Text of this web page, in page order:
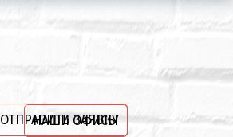
ОТПРАВИТЬ ЗАЯВКУ
НАШИ ОФИСЫ